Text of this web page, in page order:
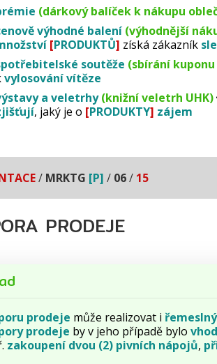
(dárkový balíček k nákupu
výhodné balení (výhodnější
[PRODUKTŮ] získá zákazník
soutěže (sbírání
vylosování vítěze
a veletrhy (knižní veletrh UHK)
, jaký je o [PRODUKTY] zájem
/ MRKTG [P] / 06/ 15
PRODEJE
prodeje může realizovat i řemeslný
prodeje by v jeho případě bylo
zakoupení dvou (2) pivních nápojů,